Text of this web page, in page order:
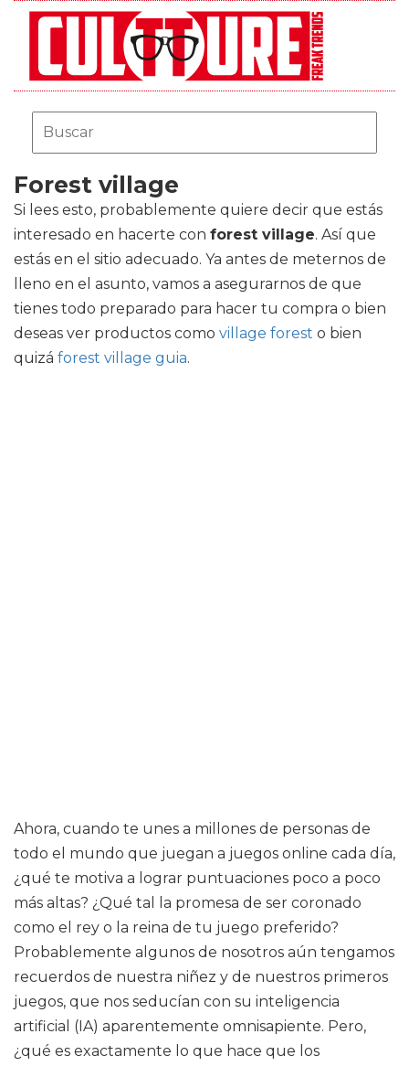
Forest village
Si lees esto, probablemente quiere decir que estás
interesado en hacerte con forest village. Así que
estás en el sitio adecuado. Ya antes de meternos de
lleno en el asunto, vamos a asegurarnos de que
tienes todo preparado para hacer tu compra o bien
deseas ver productos como village forest o bien
quizá forest village guia.
Ahora, cuando te unes a millones de personas de
todo el mundo que juegan a juegos online cada día,
¿qué te motiva a lograr puntuaciones poco a poco
más altas? ¿Qué tal la promesa de ser coronado
como el rey o la reina de tu juego preferido?
Probablemente algunos de nosotros aún tengamos
recuerdos de nuestra niñez y de nuestros primeros
juegos, que nos seducían con su inteligencia
artificial (IA) aparentemente omnisapiente. Pero,
¿qué es exactamente lo que hace que los